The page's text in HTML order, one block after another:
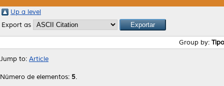
Up a level
Export as
Group by:
Jump to: Article
Número de elementos: 5.